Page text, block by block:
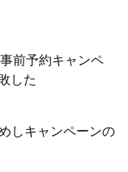
前予約キャンペ
した
しキャンペーンの